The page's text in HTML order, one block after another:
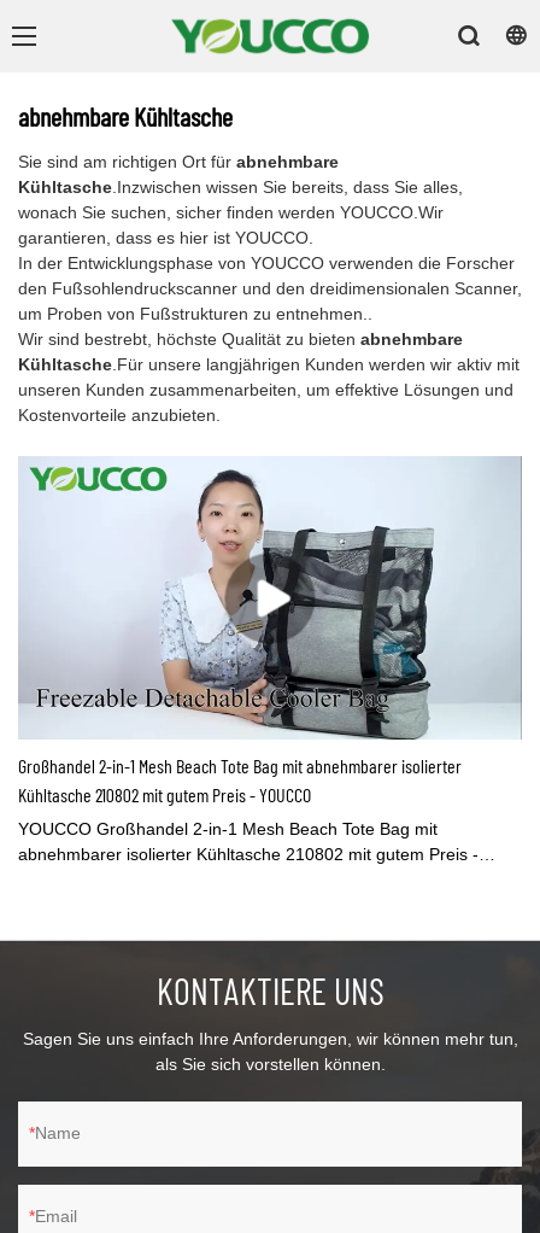
abnehmbare Kühltasche
Sie sind am richtigen Ort für abnehmbare
Kühltasche.Inzwischen wissen Sie bereits, dass Sie alles,
wonach Sie suchen, sicher finden werden YOUCCO.Wir
garantieren, dass es hier ist YOUCCO.
In der Entwicklungsphase von YOUCCO verwenden die Forscher
den Fußsohlendruckscanner und den dreidimensionalen Scanner,
um Proben von Fußstrukturen zu entnehmen..
Wir sind bestrebt, höchste Qualität zu bieten abnehmbare
Kühltasche.Für unsere langjährigen Kunden werden wir aktiv mit
unseren Kunden zusammenarbeiten, um effektive Lösungen und
Kostenvorteile anzubieten.
Großhandel 2-in-1 Mesh Beach Tote Bag mit abnehmbarer isolierter
Kühltasche 210802 mit gutem Preis - YOUCCO
YOUCCO Großhandel 2-in-1 Mesh Beach Tote Bag mit
abnehmbarer isolierter Kühltasche 210802 mit gutem Preis -
unteren Teil befindet sich gefrierfähiges Gel. Es kann Ihre
Speisen, Getränke und Früchte bis zu 10 Stunden kühl halten.
Nehmen Sie es einfach mit, wohin Sie wollen!
KONTAKTIERE UNS
Sagen Sie uns einfach Ihre Anforderungen, wir können mehr tun,
als Sie sich vorstellen können.
Name
Email